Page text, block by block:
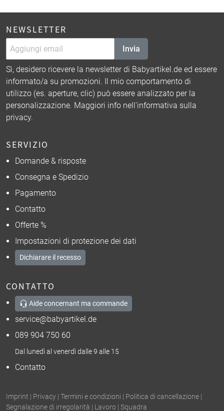
NEWSLETTER
Invia
Sì, desidero ricevere la newsletter di Babyartikel.de ed essere
informato/a su promozioni. Il mio comportamento di
utilizzo (es. aperture, clic) può essere analizzato per la
personalizzazione. Maggiori info nell'informativa sulla
privacy.
SERVIZIO
Domande & risposte
Consegna e Spedizio
Pagamento
Contatto
Offerte %
Impostazioni di protezione dei dati
Dichiarare il recesso
CONTATTO
Aide concernant ma commande
service@babyartikel.de
089 904 750 60
Dal lunedì al venerdì dalle 9 alle 15
Contatto
Imprint | Privacy | Termini e condizioni | Politica di cancellazione |
Segnalazione di irregolarità | Lavoro | Squadra